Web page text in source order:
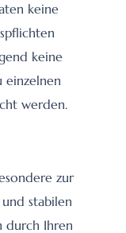
keine
keine
einzelnen
werden.
zur
stabilen
durch Ihren